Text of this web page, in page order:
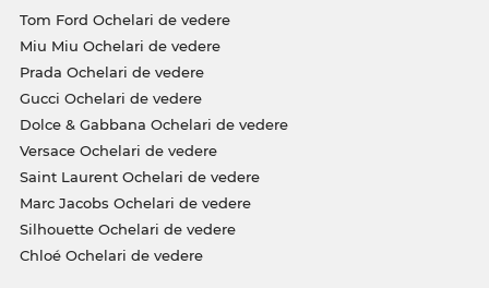
Tom Ford Ochelari de vedere
Miu Miu Ochelari de vedere
Prada Ochelari de vedere
Gucci Ochelari de vedere
Dolce & Gabbana Ochelari de vedere
Versace Ochelari de vedere
Saint Laurent Ochelari de vedere
Marc Jacobs Ochelari de vedere
Silhouette Ochelari de vedere
Chloé Ochelari de vedere